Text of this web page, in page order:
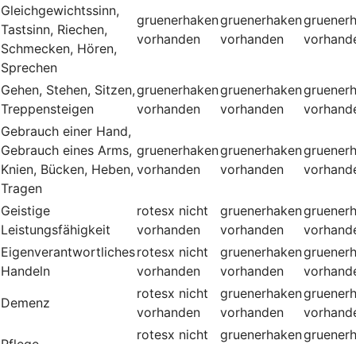
Gleichgewichtssinn,
Tastsinn, Riechen,
Schmecken, Hören,
Sprechen
gruenerhaken
vorhanden
gruenerhaken
vorhanden
Gehen, Stehen, Sitzen,
Treppensteigen
gruenerhaken
vorhanden
gruenerhaken
vorhanden
Gebrauch einer Hand,
Gebrauch eines Arms,
Knien, Bücken, Heben,
Tragen
gruenerhaken
vorhanden
gruenerhaken
vorhanden
Geistige
Leistungsfähigkeit
rotesx nicht
vorhanden
gruenerhaken
vorhanden
Eigenverantwortliches
Handeln
rotesx nicht
vorhanden
gruenerhaken
vorhanden
Demenz
rotesx nicht
vorhanden
gruenerhaken
vorhanden
rotesx nicht gruenerhaken